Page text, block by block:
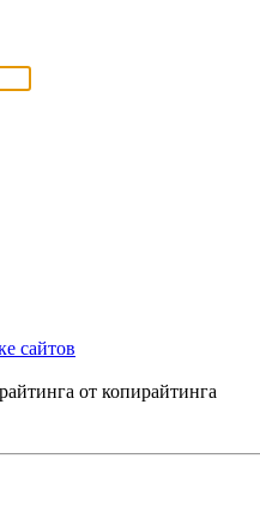
сайтов
от копирайтинга